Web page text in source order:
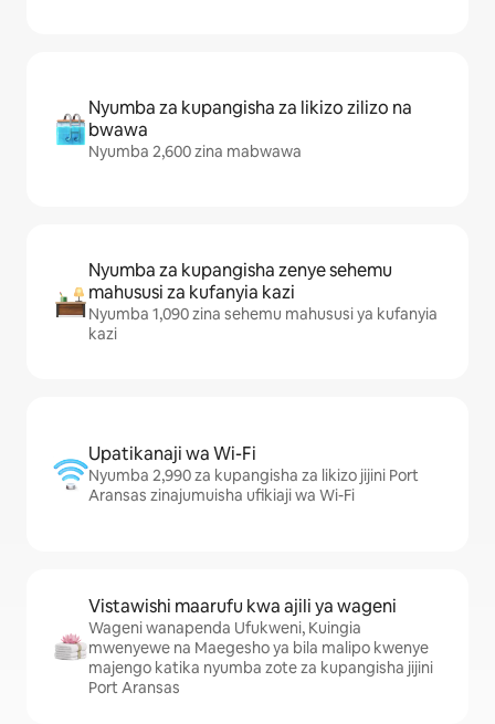
Nyumba za kupangisha za likizo zilizo na
bwawa
Nyumba 2,600 zina mabwawa
Nyumba za kupangisha zenye sehemu
mahususi za kufanyia kazi
Nyumba 1,090 zina sehemu mahususi ya kufanyia
kazi
Upatikanaji wa Wi-Fi
Nyumba 2,990 za kupangisha za likizo jijini Port
Aransas zinajumuisha ufikiaji wa Wi-Fi
Vistawishi maarufu kwa ajili ya wageni
Wageni wanapenda Ufukweni, Kuingia
mwenyewe na Maegesho ya bila malipo kwenye
majengo katika nyumba zote za kupangisha jijini
Port Aransas